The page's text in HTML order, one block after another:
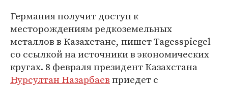
Германия получит доступ к
месторождениям редкоземельных
металлов в Казахстане, пишет Tagesspiegel
со ссылкой на источники в экономических
кругах. 8 февраля президент Казахстана
Нурсултан Назарбаевприедет с